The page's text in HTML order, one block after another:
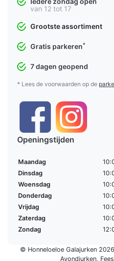
van 12 tot 17
Grootste assortiment
Gratis parkeren*
7 dagen geopend
* Lees de voorwaarden op de
Openingstijden
Maandag
Dinsdag
Woensdag
Donderdag
Vrijdag
Zaterdag
Zondag
© Honneloeloe Galajurken
Avondjurken,